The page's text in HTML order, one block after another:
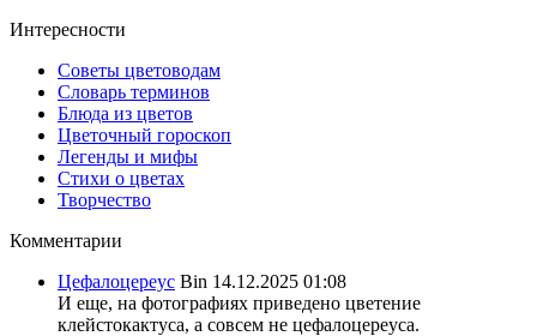
Интересности
Советы цветоводам
Словарь терминов
Блюда из цветов
Цветочный гороскоп
Легенды и мифы
Стихи о цветах
Творчество
Комментарии
Цефалоцереус Bin 14.12.2025 01:08
И еще, на фотографиях приведено цветение
клейстокактуса, а совсем не цефалоцереуса.